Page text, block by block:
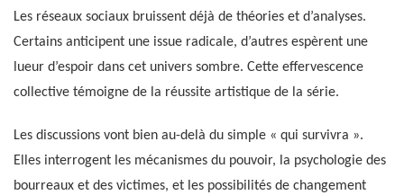
Les réseaux sociaux bruissent déjà de théories et d’analyses.
Certains anticipent une issue radicale, d’autres espèrent une
lueur d’espoir dans cet univers sombre. Cette effervescence
collective témoigne de la réussite artistique de la série.
Les discussions vont bien au-delà du simple « qui survivra ».
Elles interrogent les mécanismes du pouvoir, la psychologie des
bourreaux et des victimes, et les possibilités de changement